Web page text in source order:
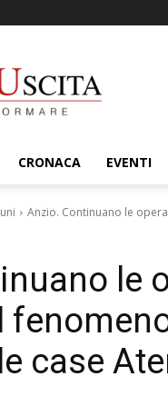
CRONACA EVENTI
Anzio. Continuano le
le
case